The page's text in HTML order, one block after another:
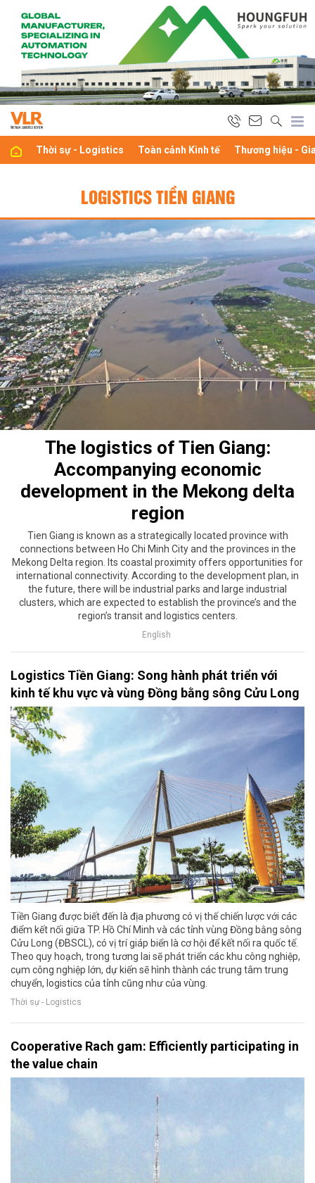
Thời sự - Logistics Toàn cảnh Kinh tế Thương hiệu -
LOGISTICS TIỀN GIANG
The logistics of Tien Giang:
Accompanying economic
development in the Mekong delta
region
Tien Giang is known as a strategically located province with
connections between Ho Chi Minh City and the provinces in the
Mekong Delta region. Its coastal proximity offers opportunities for
international connectivity. According to the development plan, in
the future, there will be industrial parks and large industrial
clusters, which are expected to establish the province’s and the
region’s transit and logistics centers.
English
Logistics Tiền Giang: Song hành phát triển với
kinh tế khu vực và vùng Đồng bằng sông Cửu Long
Tiền Giang được biết đến là địa phương có vị thế chiến lược với các
điểm kết nối giữa TP. Hồ Chí Minh và các tỉnh vùng Đồng bằng sông
Cửu Long (ĐBSCL), có vị trí giáp biển là cơ hội để kết nối ra quốc tế.
Theo quy hoạch, trong tương lai sẽ phát triển các khu công nghiệp,
cụm công nghiệp lớn, dự kiến sẽ hình thành các trung tâm trung
chuyển, logistics của tỉnh cũng như của vùng.
Thời sự - Logistics
Cooperative Rach gam: Efficiently participating in
the value chain